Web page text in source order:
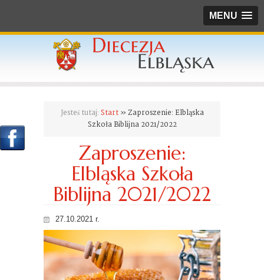
MENU
Jesteś tutaj: Start» Zaproszenie: Elbląska
Szkoła Biblijna 2021/2022
Zaproszenie:
Elbląska Szkoła
Biblijna 2021/2022
27.10.2021 r.